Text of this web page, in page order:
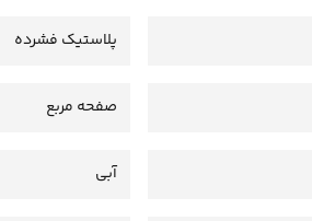
پلاستیک فشرده
صفحه مربع
آبی